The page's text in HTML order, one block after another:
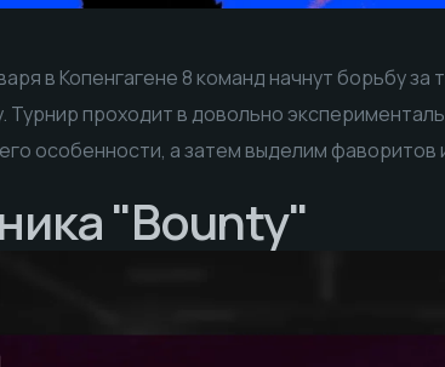
в Копенгагене 8 команд начнут борьбу за
Турнир проходит в довольно
особенности, а затем выделим фаворитов
"Bounty"